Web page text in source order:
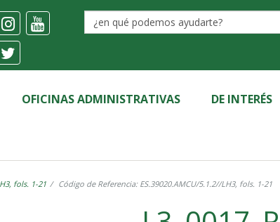
OFICINAS ADMINISTRATIVAS DE INTERÉS
fols. 1-21 Código de Referencia: ES.39020.AMCU/5.1.2//LH3, fols. 1-21